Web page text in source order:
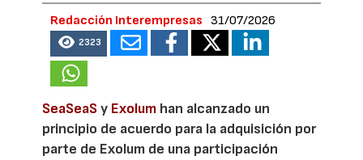
Redacción Interempresas 31/07/2026
2323
SeaSeaSy Exolum han alcanzado un
principio de acuerdo para la adquisición por
parte de Exolum de una participación